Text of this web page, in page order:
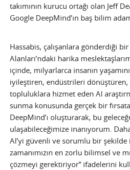
takımının kurucu ortağı olan Jeff
Google DeepMind’ın baş bilim
Hassabis, çalışanlara gönderdiği
Alanları’ndaki harika
içinde, milyarlarca insanın
iyileştiren, endüstrileri
topluluklara hizmet eden AI
sunma konusunda gerçek bir
DeepMind’ı oluşturarak, bu
ulaşabileceğimize inanıyorum.
AI’yi güvenli ve sorumlu bir şekilde
zamanımızın en zorlu bilimsel ve
çözmeyi gerektiriyor” ifadelerini